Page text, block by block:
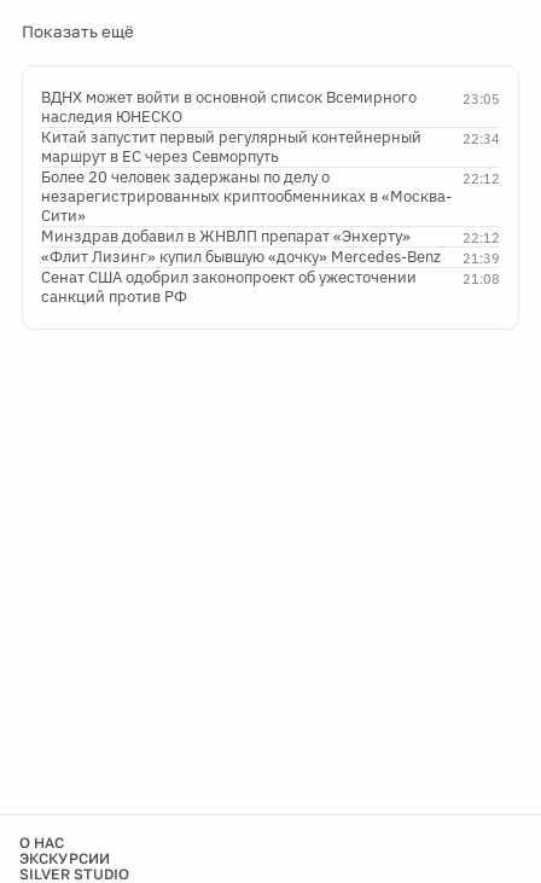
Показать ещё
23:05
ВДНХ может войти в основной список Всемирного
наследия ЮНЕСКО
22:34
Китай запустит первый регулярный контейнерный
маршрут в ЕС через Севморпуть
22:12
Более 20 человек задержаны по делу о
незарегистрированных криптообменниках в «Москва-
Сити»
22:12
Минздрав добавил в ЖНВЛП препарат «Энхерту»
21:39
«Флит Лизинг» купил бывшую «дочку» Mercedes-Benz
21:08
Сенат США одобрил законопроект об ужесточении
санкций против РФ
О НАС
ЭКСКУРСИИ
SILVER STUDIO